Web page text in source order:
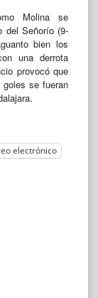
Molina se
del Señorío (9-
bien los
una derrota
provocó que
se fueran
electrónico